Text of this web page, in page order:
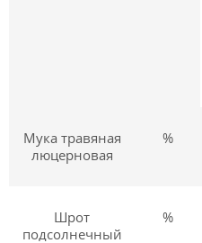
Мука травяная
люцерновая
%
Шрот
подсолнечный
%